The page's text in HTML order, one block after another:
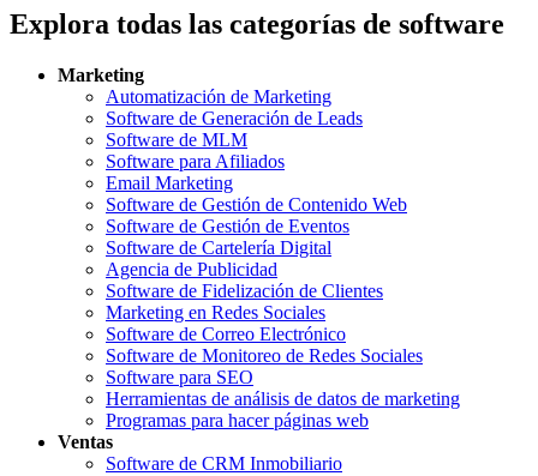
Explora todas las categorías de software
Marketing
Automatización de Marketing
Software de Generación de Leads
Software de MLM
Software para Afiliados
Email Marketing
Software de Gestión de Contenido Web
Software de Gestión de Eventos
Software de Cartelería Digital
Agencia de Publicidad
Software de Fidelización de Clientes
Marketing en Redes Sociales
Software de Correo Electrónico
Software de Monitoreo de Redes Sociales
Software para SEO
Herramientas de análisis de datos de marketing
Programas para hacer páginas web
Ventas
Software de CRM Inmobiliario